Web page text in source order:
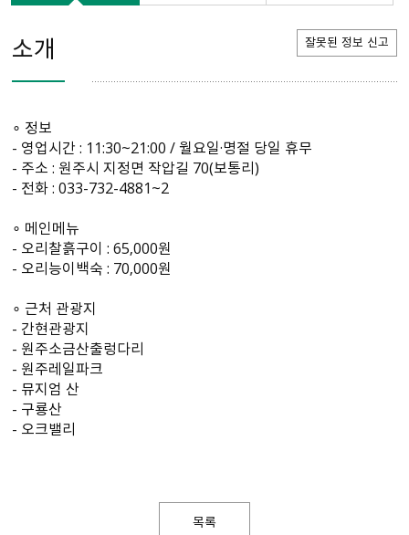
소개 잘못된 정보 신고
∘ 정보
- 영업시간 : 11:30~21:00 / 월요일·명절 당일 휴무
- 주소 : 원주시 지정면 작압길 70(보통리)
- 전화 : 033-732-4881~2
∘ 메인메뉴
- 오리찰흙구이 : 65,000원
- 오리능이백숙 : 70,000원
∘ 근처 관광지
- 간현관광지
- 원주소금산출렁다리
- 원주레일파크
- 뮤지엄 산
- 구룡산
- 오크밸리
목록